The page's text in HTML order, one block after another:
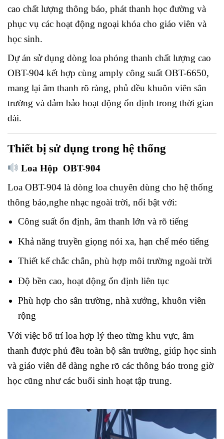
cao chất lượng thông báo, phát thanh học đường và
phục vụ các hoạt động ngoại khóa cho giáo viên và
học sinh.
Dự án sử dụng dòng loa phóng thanh chất lượng cao
OBT-904 kết hợp cùng amply công suất OBT-6650,
mang lại âm thanh rõ ràng, phủ đều khuôn viên sân
trường và đảm bảo hoạt động ổn định trong thời gian
dài.
Thiết bị sử dụng trong hệ thống
Loa Hộp OBT-904
Loa OBT-904 là dòng loa chuyên dùng cho hệ thống
thông báo,nghe nhạc ngoài trời, nổi bật với:
Công suất ổn định, âm thanh lớn và rõ tiếng
Khả năng truyền giọng nói xa, hạn chế méo tiếng
Thiết kế chắc chắn, phù hợp môi trường ngoài trời
Độ bền cao, hoạt động ổn định liên tục
Phù hợp cho sân trường, nhà xưởng, khuôn viên
rộng
Với việc bố trí loa hợp lý theo từng khu vực, âm
thanh được phủ đều toàn bộ sân trường, giúp học sinh
và giáo viên dễ dàng nghe rõ các thông báo trong giờ
học cũng như các buổi sinh hoạt tập trung.